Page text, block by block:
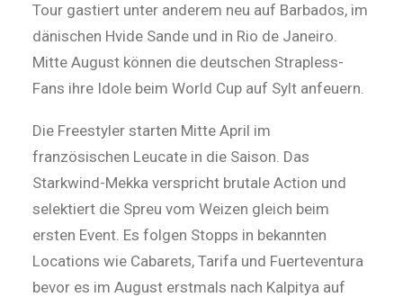
Tour gastiert unter anderem neu auf Barbados, im
dänischen Hvide Sande und in Rio de Janeiro.
Mitte August können die deutschen Strapless-
Fans ihre Idole beim World Cup auf Sylt anfeuern.
Die Freestyler starten Mitte April im
französischen Leucate in die Saison. Das
Starkwind-Mekka verspricht brutale Action und
selektiert die Spreu vom Weizen gleich beim
ersten Event. Es folgen Stopps in bekannten
Locations wie Cabarets, Tarifa und Fuerteventura
bevor es im August erstmals nach Kalpitya auf